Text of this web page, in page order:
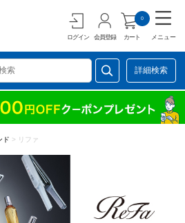
ログイン 会員登録 カート
0
メニュー
詳細検索
ド > リファ